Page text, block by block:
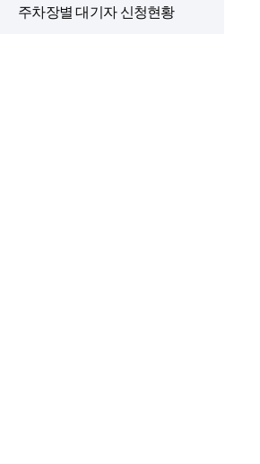
주차장별 대기자 신청현황